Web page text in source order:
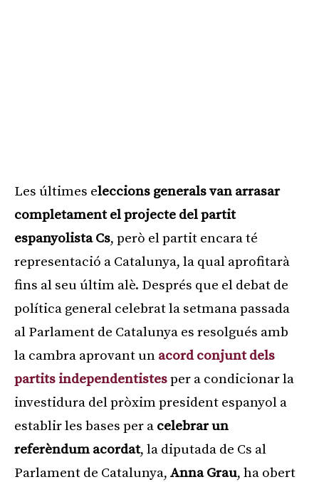
Les últimes eleccions generals van arrasar
completament el projecte del partit
espanyolista Cs, però el partit encara té
representació a Catalunya, la qual aprofitarà
fins al seu últim alè. Després que el debat de
política general celebrat la setmana passada
al Parlament de Catalunya es resolgués amb
la cambra aprovant un acord conjunt dels
partits independentistesper a condicionar la
investidura del pròxim president espanyol a
establir les bases per a celebrar un
referèndum acordat, la diputada de Cs al
Parlament de Catalunya, Anna Grau, ha obert